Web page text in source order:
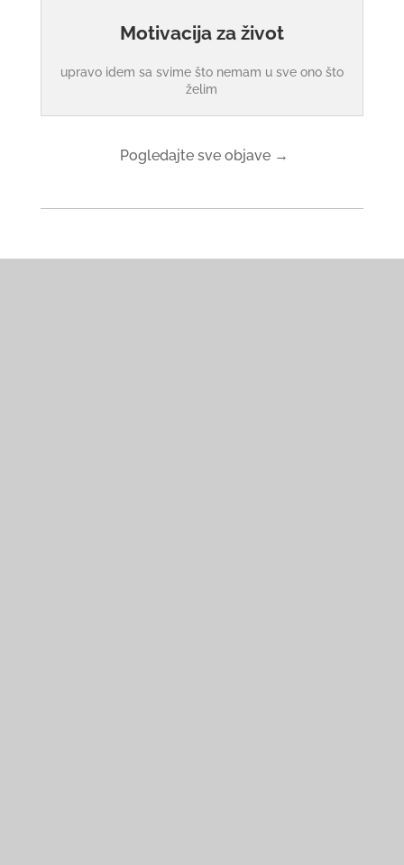
Motivacija za život
upravo idem sa svime što nemam u sve ono što
želim
Pogledajte sve objave →